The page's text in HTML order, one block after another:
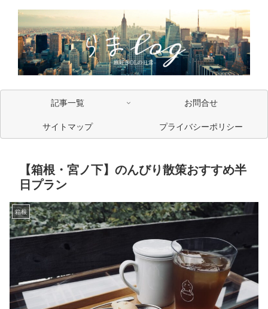
記事一覧
お問合せ
サイトマップ
プライバシーポリシー
【箱根・宮ノ下】のんびり散策おすすめ半
日プラン
箱根